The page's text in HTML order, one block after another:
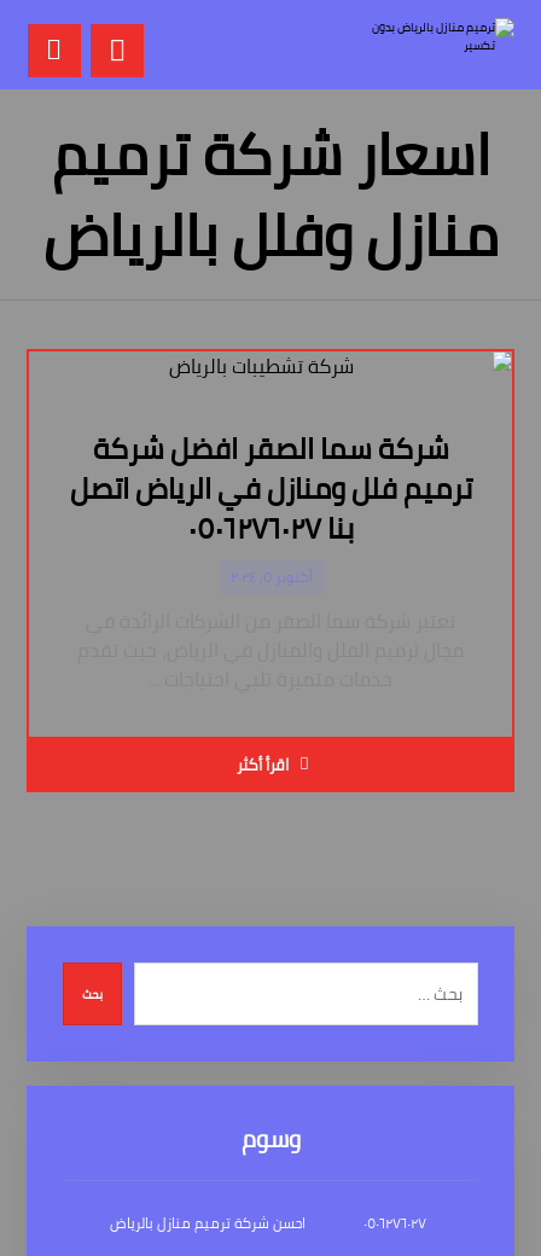
اسعار شركة ترميم
منازل وفلل بالرياض
شركة سما الصقر افضل شركة
ترميم فلل ومنازل في الرياض اتصل
بنا ٠٥٠٦٢٧٦٠٢٧
أكتوبر ٥, ٢٠٢٤
اقرأ أكثر
بحث
وسوم
٠٥٠٦٢٧٦٠٢٧
احسن شركة ترميم منازل بالرياض